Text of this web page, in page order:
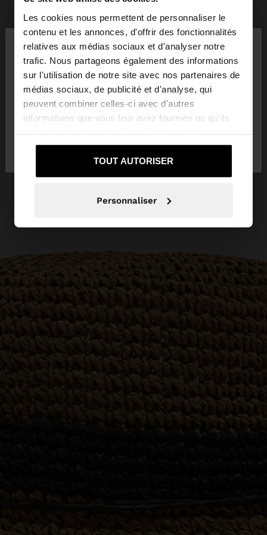
Les cookies nous permettent de personnaliser le
contenu et les annonces, d'offrir des fonctionnalités
relatives aux médias sociaux et d'analyser notre
trafic. Nous partageons également des informations
sur l'utilisation de notre site avec nos partenaires de
médias sociaux, de publicité et d'analyse, qui
peuvent combiner celles-ci avec d'autres
informations que vous leur avez fournies ou qu'ils
services.
TOUT AUTORISER
Personnaliser
bonjour ×
Vous accédez au site depuis France. Voulez-vous
parcourir notre site au United States?